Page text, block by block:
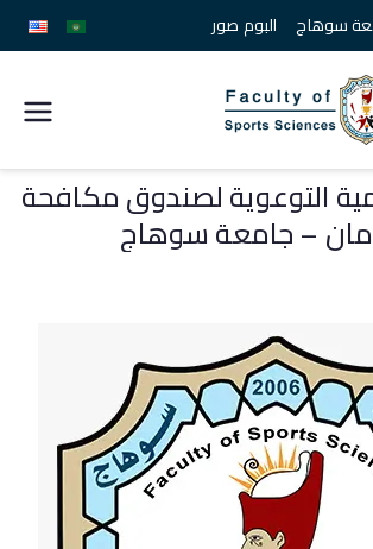
سوهاج البوم صور
علوم
الرياضة
سوهاج
التوعوية لصندوق مكافحة
– جامعة سوهاج